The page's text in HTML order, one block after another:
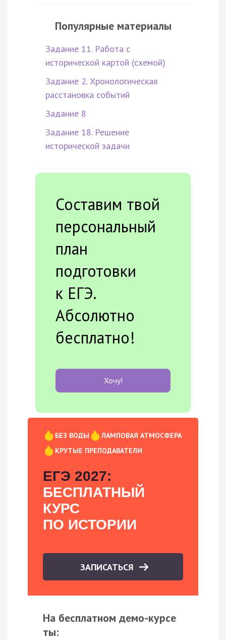
Популярные материалы
Задание 11. Работа с
исторической картой (схемой)
Задание 2. Хронологическая
расстановка событий
Задание 8
Задание 18. Решение
исторической задачи
Составим твой
персональный
план
подготовки
к ЕГЭ.
Абсолютно
бесплатно!
Хочу!
БЕЗ ВОДЫ
ЛАМПОВАЯ АТМОСФЕРА
КРУТЫЕ ПРЕПОДАВАТЕЛИ
ЕГЭ 2027:
БЕСПЛАТНЫЙ
КУРС
ПО ИСТОРИИ
ЗАПИСАТЬСЯ
На бесплатном демо-курсе
ты: